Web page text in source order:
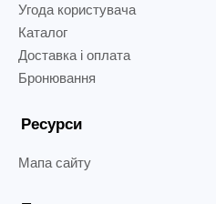
Угода користувача
Каталог
Доставка і оплата
Бронювання
Ресурси
Мапа сайту